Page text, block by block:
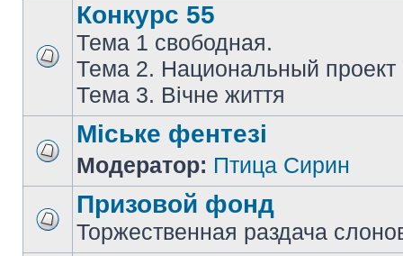
Конкурс 55
Тема 1 свободная.
Тема 2. Национальный проект
Тема 3. Вічне життя
Міське фентезі
Модератор: Птица Сирин
Призовой фонд
Торжественная раздача